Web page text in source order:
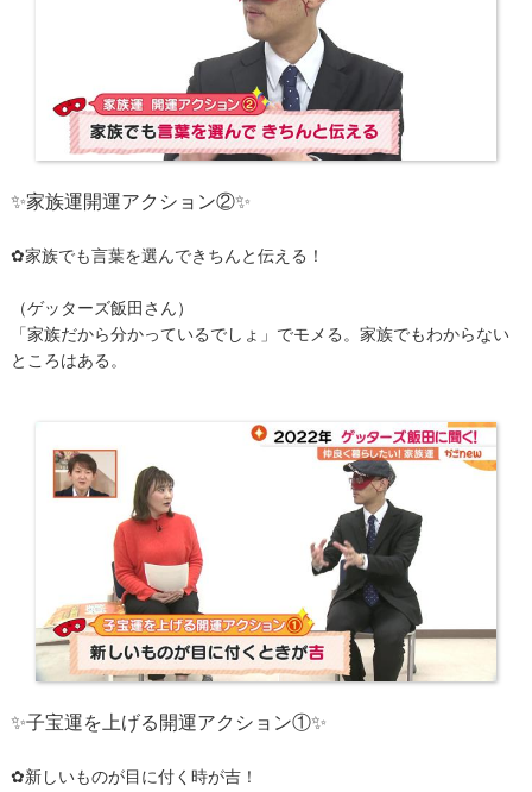
✨家族運開運アクション②​✨
✿家族でも言葉を選んできちんと伝える！
（ゲッターズ飯田さん）
「家族だから分かっているでしょ」でモメる。家族でもわからない
ところはある。
✨子宝運を上げる開運アクション①✨
✿新しいものが目に付く時が吉！